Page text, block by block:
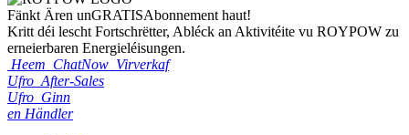
Fänkt Ären unGRATISAbonnement haut!
Kritt déi lescht Fortschrëtter, Abléck an Aktivitéite vu ROYPOW zu
erneierbaren Energieléisungen.
Heem ChatNow Virverkaf
Ufro After-Sales
Ufro Ginn
en Händler